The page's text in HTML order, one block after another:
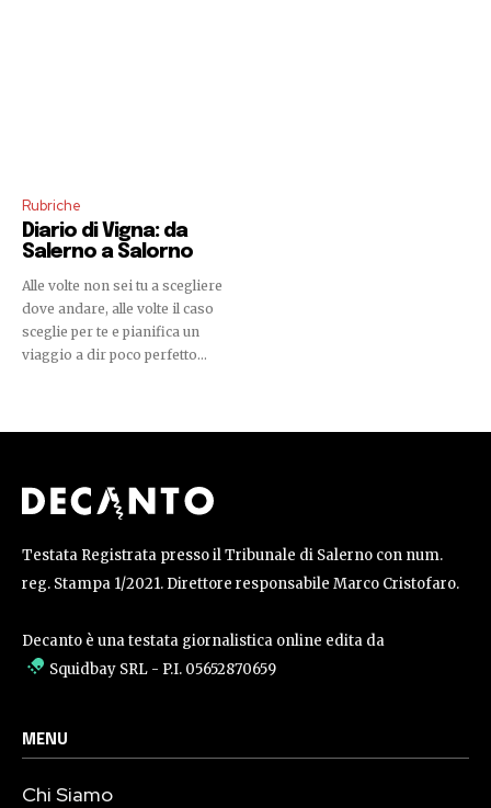
Rubriche
Diario di Vigna: da
Salerno a Salorno
Alle volte non sei tu a scegliere
dove andare, alle volte il caso
sceglie per te e pianifica un
viaggio a dir poco perfetto...
Testata Registrata presso il Tribunale di Salerno con num.
reg. Stampa 1/2021. Direttore responsabile Marco Cristofaro.
Decanto è una testata giornalistica online edita da
Squidbay SRL - P.I. 05652870659
MENU
Chi Siamo